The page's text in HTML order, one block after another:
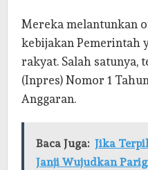
Mereka melantunkan
kebijakan Pemerintah
rakyat. Salah satunya,
(Inpres) Nomor 1
Anggaran.
Baca Juga: Jika
Janji Wujudkan